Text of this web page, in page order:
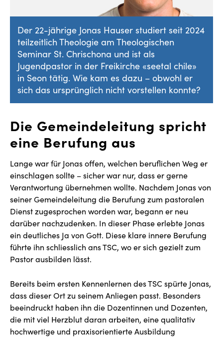
Der 22-jährige Jonas Hauser studiert seit 2024
teilzeitlich Theologie am Theologischen
Seminar St. Chrischona und ist als
Jugendpastor in der Freikirche «seetal chile»
in Seon tätig. Wie kam es dazu – obwohl er
sich das ursprünglich nicht vorstellen konnte?
Die Gemeindeleitung spricht
eine Berufung aus
Lange war für Jonas offen, welchen beruflichen Weg er
einschlagen sollte – sicher war nur, dass er gerne
Verantwortung übernehmen wollte. Nachdem Jonas von
seiner Gemeindeleitung die Berufung zum pastoralen
Dienst zugesprochen worden war, begann er neu
darüber nachzudenken. In dieser Phase erlebte Jonas
ein deutliches Ja von Gott. Diese klare innere Berufung
führte ihn schliesslich ans TSC, wo er sich gezielt zum
Pastor ausbilden lässt.
Bereits beim ersten Kennenlernen des TSC spürte Jonas,
dass dieser Ort zu seinem Anliegen passt. Besonders
beeindruckt haben ihn die Dozentinnen und Dozenten,
die mit viel Herzblut daran arbeiten, eine qualitativ
hochwertige und praxisorientierte Ausbildung